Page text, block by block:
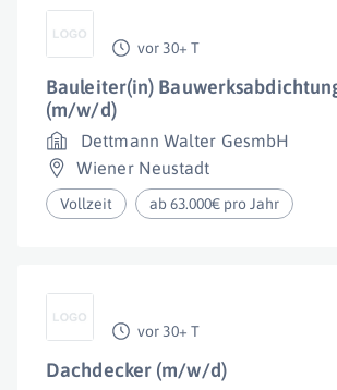
vor 30+ T
Bauleiter(in)
(m/w/d)
Dettmann Walter GesmbH
Wiener Neustadt
Vollzeit ab 63.000€ pro Jahr
vor 30+ T
Dachdecker (m/w/d)